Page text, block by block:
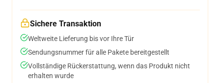
Sichere Transaktion
Weltweite Lieferung bis vor Ihre Tür
Sendungsnummer für alle Pakete bereitgestellt
Vollständige Rückerstattung, wenn das Produkt nicht
erhalten wurde